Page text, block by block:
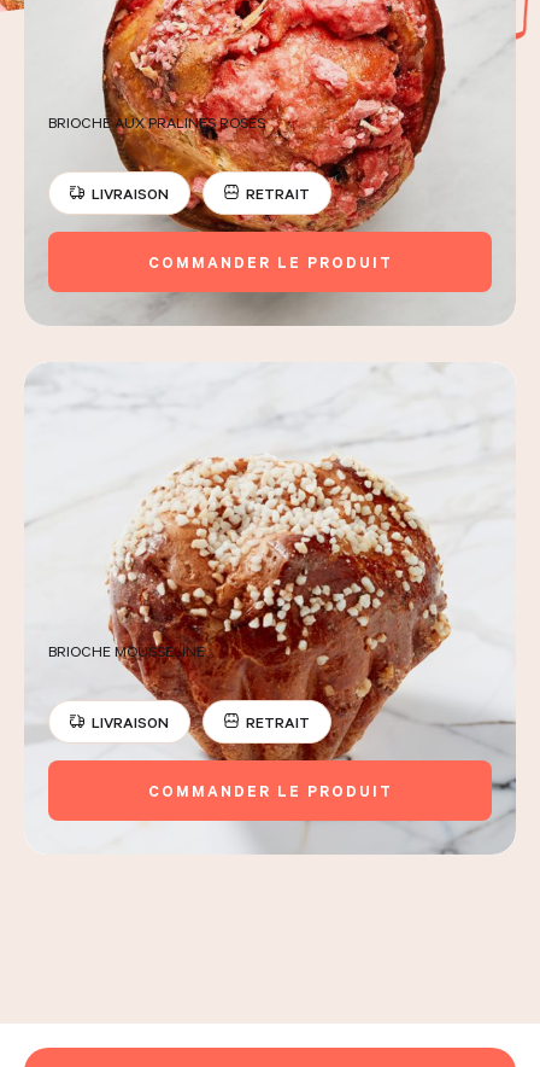
LES COURS D'ÉRIC KAYSER
NOUS REJOINDRE
ACTUALITÉS
BRIOCHE AUX PRALINES ROSES
LIVRAISON RETRAIT
COMMANDER LE PRODUIT
BRIOCHE MOUSSELINE
LIVRAISON RETRAIT
COMMANDER LE PRODUIT